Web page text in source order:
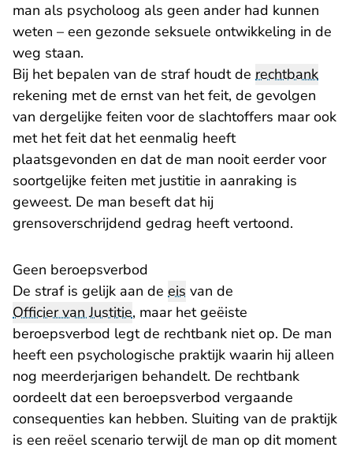
man als psycholoog als geen ander had kunnen
weten – een gezonde seksuele ontwikkeling in de
weg staan.
Bij het bepalen van de straf houdt de rechtbank
rekening met de ernst van het feit, de gevolgen
van dergelijke feiten voor de slachtoffers maar ook
met het feit dat het eenmalig heeft
plaatsgevonden en dat de man nooit eerder voor
soortgelijke feiten met justitie in aanraking is
geweest. De man beseft dat hij
grensoverschrijdend gedrag heeft vertoond.
Geen beroepsverbod
De straf is gelijk aan de eis van de
Officier van Justitie, maar het geëiste
beroepsverbod legt de rechtbank niet op. De man
heeft een psychologische praktijk waarin hij alleen
nog meerderjarigen behandelt. De rechtbank
oordeelt dat een beroepsverbod vergaande
consequenties kan hebben. Sluiting van de praktijk
is een reëel scenario terwijl de man op dit moment